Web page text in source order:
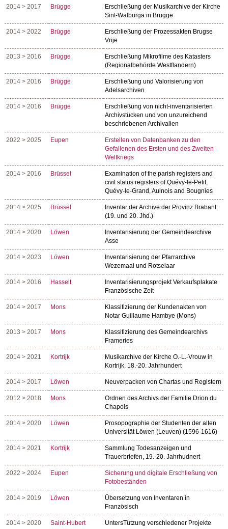
2014 > 2017 Brügge
Erschließung der Musikarchive der Kirche
Sint-Walburga in Brügge
2014 > 2022 Brügge
Erschließung der Prozessakten Brugse
Vrije
2013 > 2016 Brügge
Erschließung Mikrofilme des Katasters
(Regionalbehörde Westflandern)
2014 > 2016 Brügge
Erschließung und Valorisierung von
Adelsarchiven
2014 > 2016 Brügge
Erschließung von nicht-inventarisierten
Archivstücken und von unzureichend
beschriebenen Archivalien
2022 > 2025 Eupen
Erstellen von Datenbanken zu den
Gefallenen des Ersten und des Zweiten
Weltkriegs
2014 > 2016 Brüssel
Examination of the parish registers and
civil status registers of Quévy-le-Petit,
Quévy-le-Grand, Aulnois and Bougnies
2014 > 2025 Brüssel
Inventar der Archive der Provinz Brabant
(19. und 20. Jhd.)
2014 > 2020 Löwen
Inventarisierung der Gemeindearchive
Asse
2014 > 2023 Löwen
Inventarisierung der Pfarrarchive
Wezemaal und Rotselaar
2014 > 2016 Hasselt
Inventarisierungsprojekt Verkaufsplakate
Französische Zeit
2014 > 2017 Mons
Klassifizierung der Kundenakten von
Notar Guillaume Hambye (Mons)
2013 > 2017 Mons
Klassifizierung des Gemeindearchivs
Frameries
2014 > 2021 Kortrijk
Musikarchive der Kirche O.-L.-Vrouw in
Kortrijk, 18.-20. Jahrhundert
2014 > 2017 Löwen Neuverpacken von Chartas und Registern
2012 > 2018 Mons
Ordnen des Archivs der Familie Drion du
Chapois
2014 > 2020 Löwen
Prosopographie der Studenten der alten
Universität Löwen (Leuven) (1596-1616)
2014 > 2021 Kortrijk
Sammlung Todesanzeigen und
Trauerbriefen, 19.-20. Jahrhudnert
2022 > 2024 Eupen
Sicherung und digitale Erschließung von
Fotobeständen
2014 > 2019 Löwen
Übersetzung von Inventaren in
Französisch
2014 > 2020 Saint-Hubert
UntersTützung verschiedener Projekte